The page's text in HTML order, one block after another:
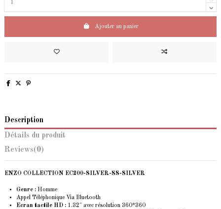
Ajouter au panier
Description
Détails du produit
Reviews(0)
ENZO COLLECTION EC200-SILVER-SS-SILVER
Genre : Homme
Appel Téléphonique Via Bluetooth
Ecran tactile HD : 1.32" avec résolution 360*360